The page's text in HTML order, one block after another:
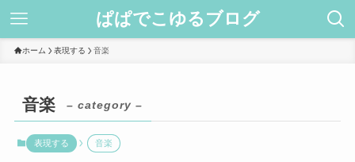
ぱぱでこゆるブログ
ホーム 表現する 音楽
音楽 – category –
表現する 音楽